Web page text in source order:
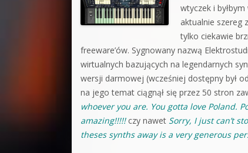
wtyczek i
aktualnie szereg
tylko ciekawie
freeware’ów. Sygnowany nazwą
wirtualnych bazujących na legendarnych
wersji darmowej (wcześniej dostępny był
na jego temat ciągnął się przez 50 stron
whoever you are. You gotta love Poland.
amazing!!!!!czy nawet Sorry, I just can’t
theses synths away is a very generous